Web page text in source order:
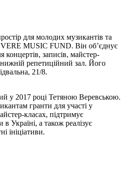
для молодих музикантів та
MUSIC FUND. Він об’єднує
концертів, записів, майстер-
репетиційний зал. Його
21/8.
у 2017 році Тетяною Веревською.
гранти для участі у
класах, підтримує
Україні, а також реалізує
ініціативи.